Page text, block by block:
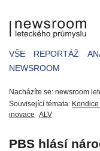
VŠE REPORTÁŽ
NEWSROOM
Nacházíte se: newsroom
Související témata:
inovace ALV
PBS hlásí